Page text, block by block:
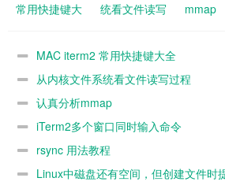
常用快捷键大
统看文件读写
mmap
MAC iterm2 常用快捷键大全
从内核文件系统看文件读写过程
认真分析mmap
iTerm2多个窗口同时输入命令
rsync 用法教程
Linux中磁盘还有空间，但创建文件时